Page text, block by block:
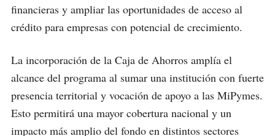
financieras y ampliar las oportunidades de acceso al
crédito para empresas con potencial de crecimiento.
La incorporación de la Caja de Ahorros amplía el
alcance del programa al sumar una institución con fuerte
presencia territorial y vocación de apoyo a las MiPymes.
Esto permitirá una mayor cobertura nacional y un
impacto más amplio del fondo en distintos sectores